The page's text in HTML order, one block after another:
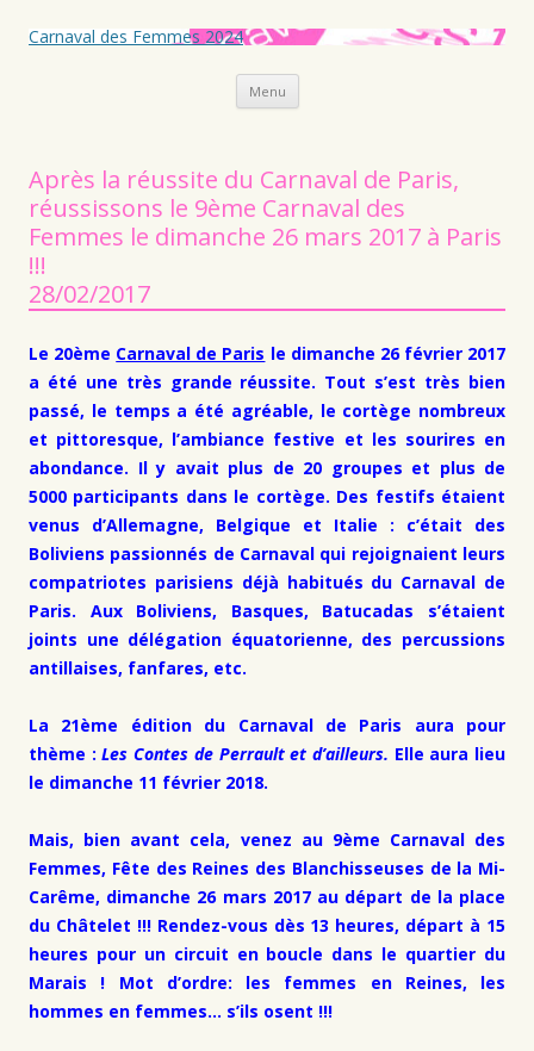
Carnaval des Femmes 2024
Menu Aller au contenu principal
Après la réussite du Carnaval de Paris,
réussissons le 9ème Carnaval des
Femmes le dimanche 26 mars 2017 à Paris
!!!
28/02/2017
Le 20ème Carnaval de Paris le dimanche 26 février 2017
a été une très grande réussite. Tout s’est très bien
passé, le temps a été agréable, le cortège nombreux
et pittoresque, l’ambiance festive et les sourires en
abondance. Il y avait plus de 20 groupes et plus de
5000 participants dans le cortège. Des festifs étaient
venus d’Allemagne, Belgique et Italie : c’était des
Boliviens passionnés de Carnaval qui rejoignaient leurs
compatriotes parisiens déjà habitués du Carnaval de
Paris. Aux Boliviens, Basques, Batucadas s’étaient
joints une délégation équatorienne, des percussions
antillaises, fanfares, etc.
La 21ème édition du Carnaval de Paris aura pour
thème : Les Contes de Perrault et d’ailleurs. Elle aura lieu
le dimanche 11 février 2018.
Mais, bien avant cela, venez au 9ème Carnaval des
Femmes, Fête des Reines des Blanchisseuses de la Mi-
Carême, dimanche 26 mars 2017 au départ de la place
du Châtelet !!! Rendez-vous dès 13 heures, départ à 15
heures pour un circuit en boucle dans le quartier du
Marais ! Mot d’ordre: les femmes en Reines, les
hommes en femmes… s’ils osent !!!